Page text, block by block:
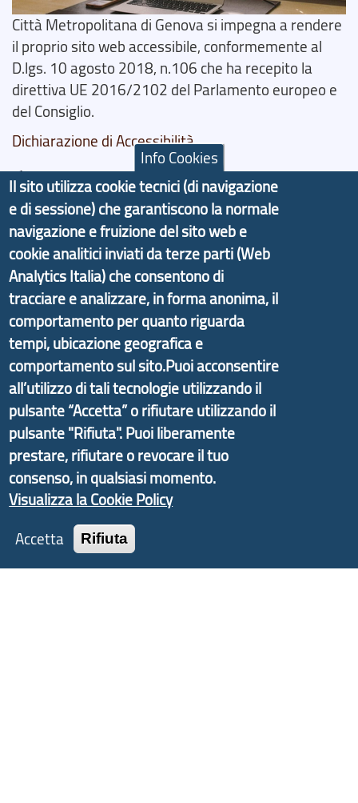
Città Metropolitana di Genova si impegna a rendere
il proprio sito web accessibile, conformemente al
D.lgs. 10 agosto 2018, n.106 che ha recepito la
direttiva UE 2016/2102 del Parlamento europeo e
del Consiglio.
Dichiarazione di Accessibilità
Il progetto Aree Interne
Il portale di marketing territoriale e sviluppo locale
di Genova Città Metropolitana si è sviluppato a
partire dal progetto nazionale Aree Interne
promosso dal Dipartimento per lo Sviluppo
Economico e finalizzato al rilancio socio-economico
delle valli dell’entroterra. In particolare fornisce
informazioni ed aggiornamenti sullaStrategia
d'Area Antola-Tigullio, in collaborazione con Regione
Liguria ed ANCI Liguria.
Copyright © 2017 Città metropolitana di Genova |
CF: 80007350103
Info Cookies
Il sito utilizza cookie tecnici (di navigazione
e di sessione) che garantiscono la normale
navigazione e fruizione del sito web e
cookie analitici inviati da terze parti (Web
Analytics Italia) che consentono di
tracciare e analizzare, in forma anonima, il
comportamento per quanto riguarda
tempi, ubicazione geografica e
comportamento sul sito.Puoi acconsentire
all’utilizzo di tali tecnologie utilizzando il
pulsante “Accetta” o rifiutare utilizzando il
pulsante "Rifiuta". Puoi liberamente
prestare, rifiutare o revocare il tuo
consenso, in qualsiasi momento.
Visualizza la Cookie Policy
Accetta
Rifiuta